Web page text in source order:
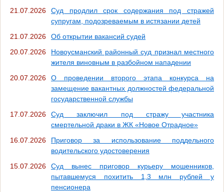
21.07.2026
Суд продлил срок содержания под стражей
супругам, подозреваемым в истязании детей
21.07.2026
Об открытии вакансий судей
20.07.2026
Новоусманский районный суд признал местного
жителя виновным в разбойном нападении
20.07.2026
О проведении второго этапа конкурса на
замещение вакантных должностей федеральной
государственной службы
17.07.2026
Суд заключил под стражу участника
смертельной драки в ЖК «Новое Отрадное»
16.07.2026
Приговор за использование поддельного
водительского удостоверения
15.07.2026
Суд вынес приговор курьеру мошенников,
пытавшемуся похитить 1,3 млн рублей у
пенсионера